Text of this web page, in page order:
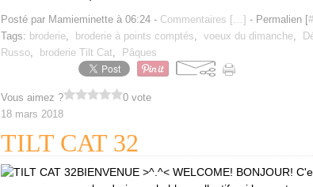
Posté par Mamieminette à 06:24 - Commentaires [ …] - Permalien [#
Tags: broderie, broderie à points comptés, voeux du dimanche,
Russo, broderie Tilt Cat, Pâques
Vous aimez ?
0 vote
18 mars 2018
TILT CAT 32
BIENVENUE >^.^< WELCOME! BONJOUR!